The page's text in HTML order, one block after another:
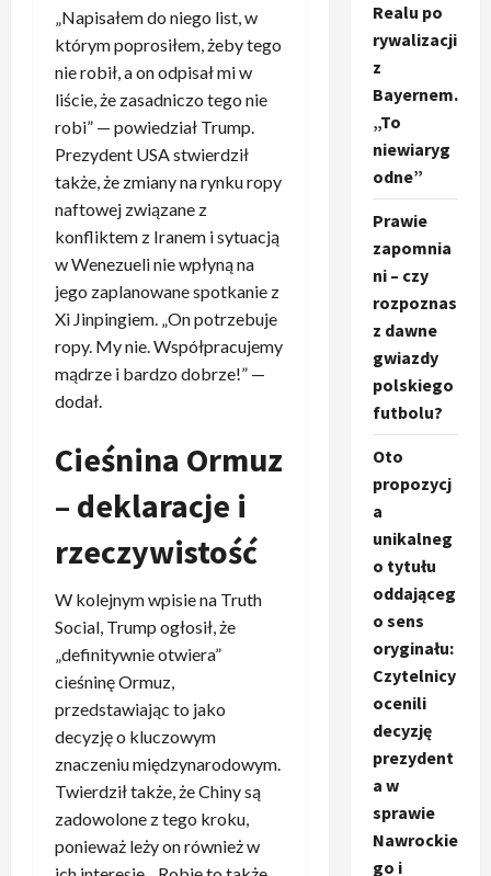
„Napisałem do niego list, w
którym poprosiłem, żeby tego
nie robił, a on odpisał mi w
liście, że zasadniczo tego nie
robi” — powiedział Trump.
Prezydent USA stwierdził
także, że zmiany na rynku ropy
naftowej związane z
konfliktem z Iranem i sytuacją
w Wenezueli nie wpłyną na
jego zaplanowane spotkanie z
Xi Jinpingiem. „On potrzebuje
ropy. My nie. Współpracujemy
mądrze i bardzo dobrze!” —
dodał.
Cieśnina Ormuz
– deklaracje i
rzeczywistość
W kolejnym wpisie na Truth
Social, Trump ogłosił, że
„definitywnie otwiera”
cieśninę Ormuz,
przedstawiając to jako
decyzję o kluczowym
znaczeniu międzynarodowym.
Twierdził także, że Chiny są
zadowolone z tego kroku,
ponieważ leży on również w
Realu po
rywalizacji
z
Bayernem.
„To
niewiaryg
odne”
Prawie
zapomnia
ni – czy
rozpoznas
z dawne
gwiazdy
polskiego
futbolu?
Oto
propozycj
a
unikalneg
o tytułu
oddająceg
o sens
oryginału:
Czytelnicy
ocenili
decyzję
prezydent
a w
sprawie
Nawrockie
go i